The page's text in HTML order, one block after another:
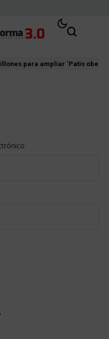
para ampliar ‘Patis